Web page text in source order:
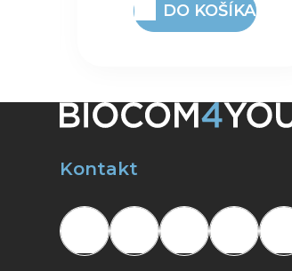
DO KOŠÍKA
Kontakt